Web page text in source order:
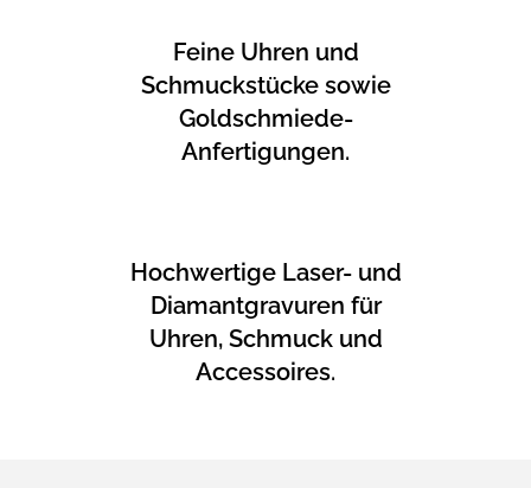
Feine Uhren und
Schmuckstücke sowie
Goldschmiede-
Anfertigungen.
Hochwertige Laser- und
Diamantgravuren für
Uhren, Schmuck und
Accessoires.